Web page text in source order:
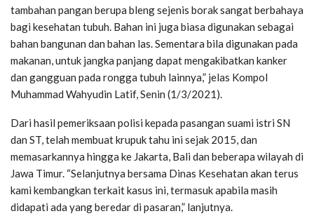
tambahan pangan berupa bleng sejenis borak sangat berbahaya
bagi kesehatan tubuh. Bahan ini juga biasa digunakan sebagai
bahan bangunan dan bahan las. Sementara bila digunakan pada
makanan, untuk jangka panjang dapat mengakibatkan kanker
dan gangguan pada rongga tubuh lainnya,” jelas Kompol
Muhammad Wahyudin Latif, Senin (1/3/2021).
Dari hasil pemeriksaan polisi kepada pasangan suami istri SN
dan ST, telah membuat krupuk tahu ini sejak 2015, dan
memasarkannya hingga ke Jakarta, Bali dan beberapa wilayah di
Jawa Timur. “Selanjutnya bersama Dinas Kesehatan akan terus
kami kembangkan terkait kasus ini, termasuk apabila masih
didapati ada yang beredar di pasaran,” lanjutnya.